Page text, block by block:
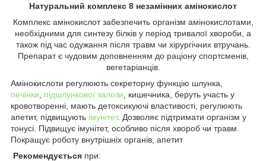
Натуральний комплекс 8 незамінних амінокислот
Комплекс амінокислот забезпечить організм амінокислотами,
необхідними для синтезу білків у період тривалої хвороби, а
також під час одужання після травм чи хірургічних втручань.
Препарат є чудовим доповненням до раціону спортсменів,
вегетаріанців.
Амінокислоти регулюють секреторну функцію шлунка,
печінки
підшлункової залози , кишечника, беруть участь у
кровотворенні, мають детоксикуючі властивості, регулюють
апетит, підвищують імунітет. Дозволяє підтримати організм у
тонусі. Підвищує імунітет, особливо після хвороб чи травм.
Покращує роботу внутрішніх органів, апетит
Рекомендується при: